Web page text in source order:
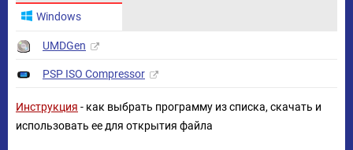
Windows
UMDGen
PSP ISO Compressor
Инструкция - как выбрать программу из списка, скачать и
использовать ее для открытия файла